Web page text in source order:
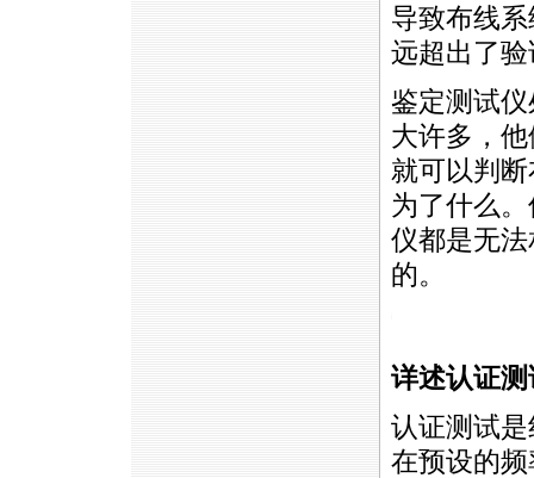
导致布线
远超出了
鉴定测试
大许多，
就可以判
为了什么
仪都是无
的。
详述认证测
认证测试
在预设的